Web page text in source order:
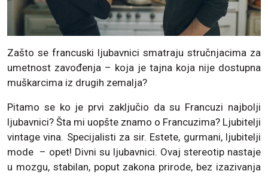
Zašto se francuski ljubavnici smatraju stručnjacima za
umetnost zavođenja – koja je tajna koja nije dostupna
muškarcima iz drugih zemalja?
Pitamo se ko je prvi zaključio da su Francuzi najbolji
ljubavnici? Šta mi uopšte znamo o Francuzima? Ljubitelji
vintage vina. Specijalisti za sir. Estete, gurmani, ljubitelji
mode – opet! Divni su ljubavnici. Ovaj stereotip nastaje
u mozgu, stabilan, poput zakona prirode, bez izazivanja